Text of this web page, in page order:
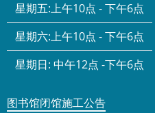
星期五:上午10点 - 下午6点
星期六:上午10点 - 下午6点
星期日: 中午12点 -下午6点
图书馆闭馆施工公告